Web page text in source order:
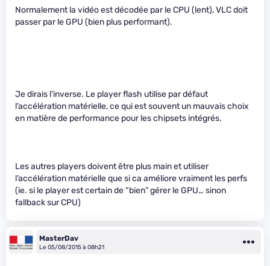
Normalement la vidéo est décodée par le CPU (lent), VLC doit
passer par le GPU (bien plus performant).
Je dirais l’inverse. Le player flash utilise par défaut
l’accélération matérielle, ce qui est souvent un mauvais choix
en matière de performance pour les chipsets intégrés.
Les autres players doivent être plus main et utiliser
l’accélération matérielle que si ca améliore vraiment les perfs
(ie. si le player est certain de “bien” gérer le GPU… sinon
fallback sur CPU)
MasterDav
Le 05/08/2015 à 08h21